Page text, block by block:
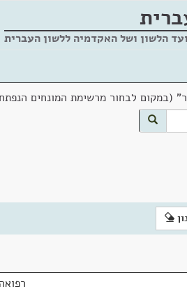
הלשון ושל האקדמיה ללשון העברית
(במקום לבחור מרשימת המונחים
רפואה